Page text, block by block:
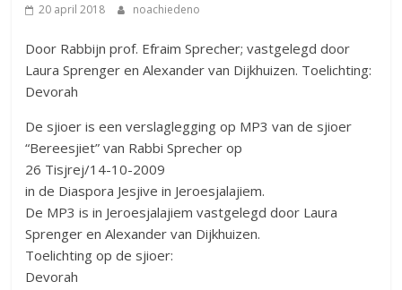
20 april 2018 noachiedeno
Door Rabbijn prof. Efraim Sprecher; vastgelegd door
Laura Sprenger en Alexander van Dijkhuizen. Toelichting:
Devorah
De sjioer is een verslaglegging op MP3 van de sjioer
“Bereesjiet” van Rabbi Sprecher op
26 Tisjrej/14-10-2009
in de Diaspora Jesjive in Jeroesjalajiem.
De MP3 is in Jeroesjalajiem vastgelegd door Laura
Sprenger en Alexander van Dijkhuizen.
Toelichting op de sjioer:
Devorah